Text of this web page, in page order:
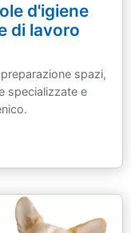
d'igiene
di lavoro
spazi,
specializzate e